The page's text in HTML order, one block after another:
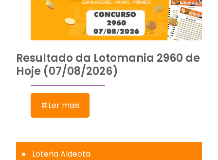
Resultado da Lotomania 2960 de
Hoje (07/08/2026)
Ler mais
Loteria Aldeota